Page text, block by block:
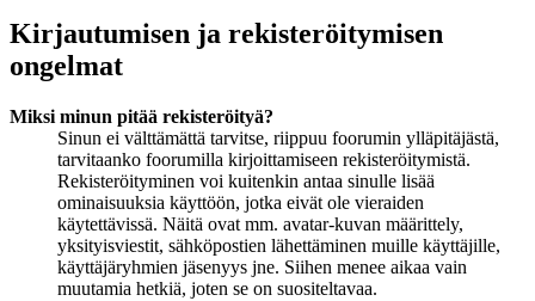
Kirjautumisen ja rekisteröitymisen
ongelmat
Miksi minun pitää rekisteröityä?
Sinun ei välttämättä tarvitse, riippuu foorumin ylläpitäjästä,
tarvitaanko foorumilla kirjoittamiseen rekisteröitymistä.
Rekisteröityminen voi kuitenkin antaa sinulle lisää
ominaisuuksia käyttöön, jotka eivät ole vieraiden
käytettävissä. Näitä ovat mm. avatar-kuvan määrittely,
yksityisviestit, sähköpostien lähettäminen muille käyttäjille,
käyttäjäryhmien jäsenyys jne. Siihen menee aikaa vain
muutamia hetkiä, joten se on suositeltavaa.